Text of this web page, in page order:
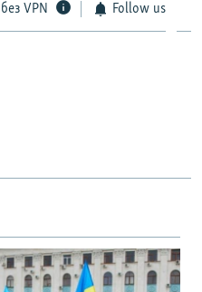
VPN Follow us